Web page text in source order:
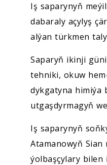
Iş saparynyň
dabaraly açylyş
alýan türkmen
Saparyň ikinji
tehniki, okuw
dykgatyna himiýa
utgaşdyrmagyň
Iş saparynyň
Atamanowyň
ýolbaşçylary bilen